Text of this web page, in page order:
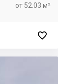
от 52.03 м²
